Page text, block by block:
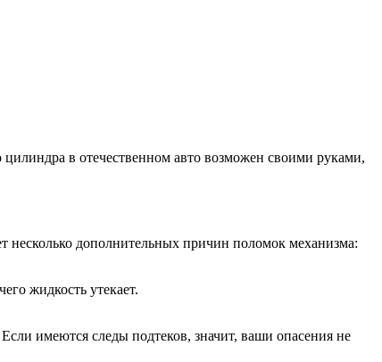
в отечественном авто возможен своими руками,
несколько дополнительных причин поломок механизма:
жидкость утекает.
имеются следы подтеков, значит, ваши опасения не